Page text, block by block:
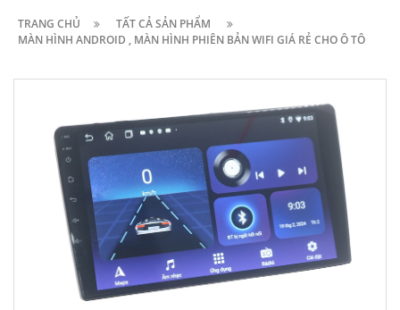
TRANG CHỦ
TẤT CẢ SẢN PHẨM
MÀN HÌNH ANDROID , MÀN HÌNH PHIÊN BẢN WIFI GIÁ RẺ CHO Ô TÔ